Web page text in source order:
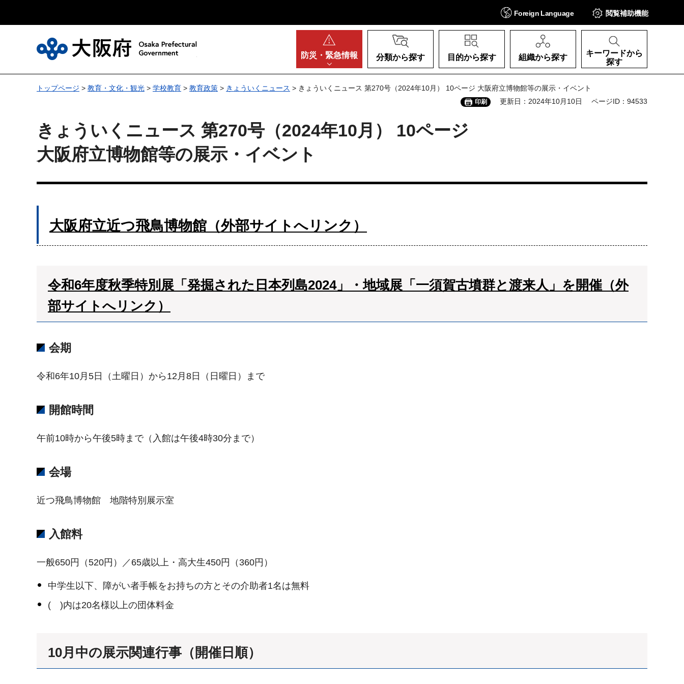
Foreign Language 閲覧補助機能
防災・ 緊急情報 分類から探す 目的から探す 組織から探す
キーワードから
探す
トップページ > 教育・文化・観光 > 学校教育 > 教育政策 > きょういくニュース > きょういくニュース 第270号（2024年10月） 10ページ 大阪府立博物館等の展示・イベント
印刷 更新日：2024年10月10日 ページID：94533
きょういくニュース 第270号（2024年10月） 10ページ
大阪府立博物館等の展示・イベント
大阪府立近つ飛鳥博物館（外部サイトへリンク）
令和6年度秋季特別展「発掘された日本列島2024」・地域展「一須賀古墳群と渡来人」を開催（外
部サイトへリンク）
会期
令和6年10月5日（土曜日）から12月8日（日曜日）まで
開館時間
午前10時から午後5時まで（入館は午後4時30分まで）
会場
近つ飛鳥博物館 地階特別展示室
入館料
一般650円（520円）／65歳以上・高大生450円（360円）
中学生以下、障がい者手帳をお持ちの方とその介助者1名は無料
( )内は20名様以上の団体料金
10月中の展示関連行事（開催日順）